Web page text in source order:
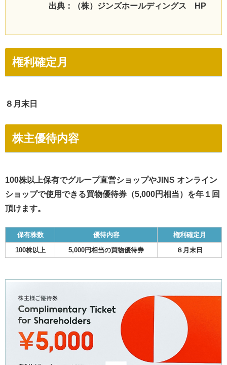
出典：（株）ジンズホールディングス HP
権利確定月
８月末日
株主優待内容
100株以上保有でグループ直営ショップやJINS オンライン
ショップで使用できる買物優待券（5,000円相当）を年１回
頂けます。
保有株数 優待内容
権利確定月
100株以上
5,000円相当の買物優待券 ８月末日